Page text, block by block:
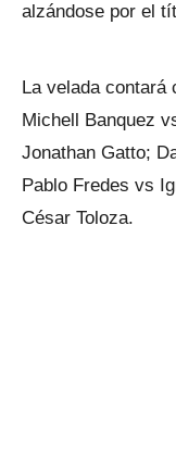
alzándose por el
La velada contará
Michell Banquez
Jonathan Gatto;
Pablo Fredes vs
César Toloza.